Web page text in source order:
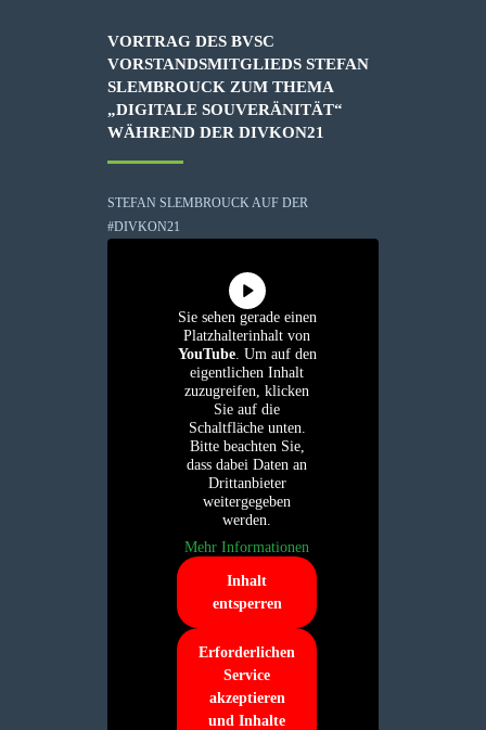
VORTRAG DES BVSC
VORSTANDSMITGLIEDS STEFAN
SLEMBROUCK ZUM THEMA
„DIGITALE SOUVERÄNITÄT“
WÄHREND DER DIVKON21
STEFAN SLEMBROUCK AUF DER
#DIVKON21
Sie sehen gerade einen
Platzhalterinhalt von
YouTube. Um auf den
eigentlichen Inhalt
zuzugreifen, klicken
Sie auf die
Schaltfläche unten.
Bitte beachten Sie,
dass dabei Daten an
Drittanbieter
weitergegeben
werden.
Mehr Informationen
Inhalt
entsperren
Erforderlichen
Service
akzeptieren
und Inhalte